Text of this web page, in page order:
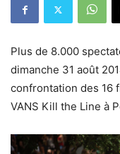
Plus de 8.000
dimanche 31 août
confrontation des 16
VANS Kill the Line à